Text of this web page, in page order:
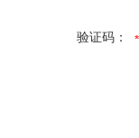
验证码：